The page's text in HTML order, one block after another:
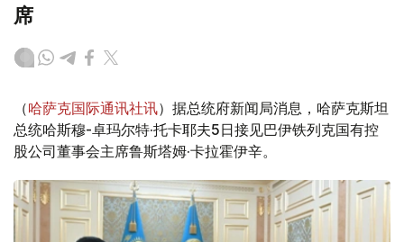
席
（哈萨克国际通讯社讯）据总统府新闻局消息，哈萨克斯坦
总统哈斯穆-卓玛尔特·托卡耶夫5日接见巴伊铁列克国有控
股公司董事会主席鲁斯塔姆·卡拉霍伊辛。